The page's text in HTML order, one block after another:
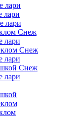
лари
лари
лари
Снеж
лари
Снеж
лари
Снеж
лари